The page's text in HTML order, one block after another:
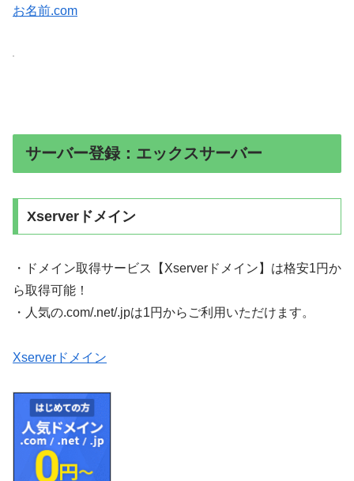
お名前.com
サーバー登録：エックスサーバー
Xserverドメイン
・ドメイン取得サービス【Xserverドメイン】は格安1円か
ら取得可能！
・人気の.com/.net/.jpは1円からご利用いただけます。
Xserverドメイン